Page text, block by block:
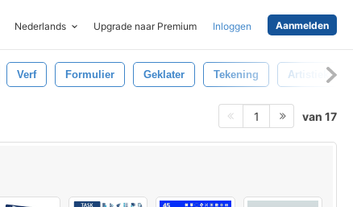
Nederlands Upgrade naar Premium Inloggen Aanmelden
Verf Formulier Geklater Tekening Artistiek
1 van 17